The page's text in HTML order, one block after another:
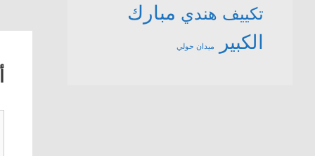
تكييف هندي مبارك
الكبير
ميدان حولي